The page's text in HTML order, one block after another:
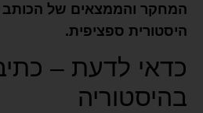
המחקר והממצאים של
היסטורית ספציפית.
כדאי לדעת –
בהיסטוריה